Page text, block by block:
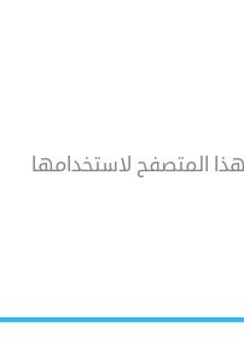
المتصفح لاستخدامها